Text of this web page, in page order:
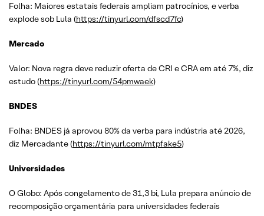
Folha: Maiores estatais federais ampliam patrocínios, e verba
explode sob Lula (https://tinyurl.com/dfscd7fc)
Mercado
Valor: Nova regra deve reduzir oferta de CRI e CRA em até 7%, diz
estudo (https://tinyurl.com/54pmwaek)
BNDES
Folha: BNDES já aprovou 80% da verba para indústria até 2026,
diz Mercadante (https://tinyurl.com/mtpfake5)
Universidades
O Globo: Após congelamento de 31,3 bi, Lula prepara anúncio de
recomposição orçamentária para universidades federais